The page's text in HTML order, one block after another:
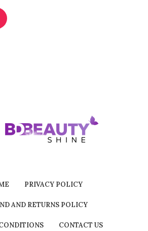
PRIVACY POLICY
AND RETURNS POLICY
CONTACT US